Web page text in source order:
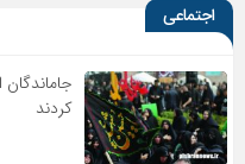
اجتماعی
جاماندگان
کردند